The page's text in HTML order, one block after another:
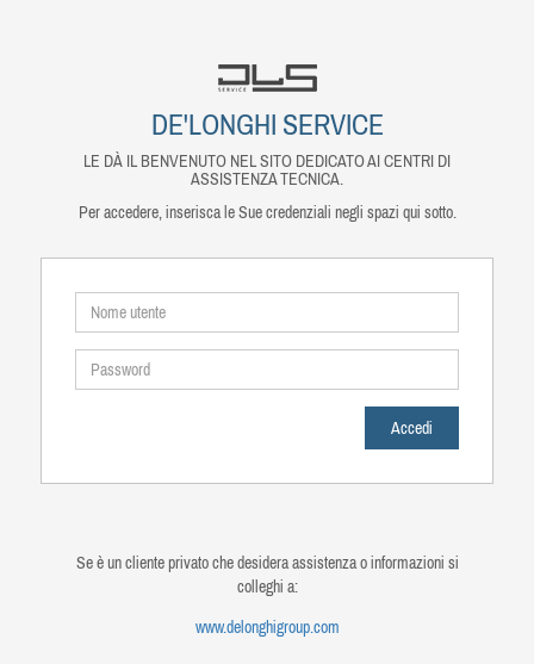
DE'LONGHI SERVICE
LE DÀ IL BENVENUTO NEL SITO DEDICATO AI CENTRI DI
ASSISTENZA TECNICA.
Per accedere, inserisca le Sue credenziali negli spazi qui sotto.
Se è un cliente privato che desidera assistenza o informazioni si
colleghi a:
www.delonghigroup.com